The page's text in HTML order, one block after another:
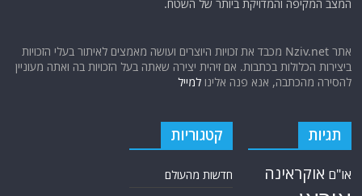
המצב המקיפה והמדויקת ביותר של השטח.
אתר Nziv.net מכבד את זכויות היוצרים ועושה מאמצים לאיתור בעלי הזכויות
ביצירות הכלולות בכתבות. אם זיהית יצירה שאתה בעל הזכויות בה ואתה מעוניין
להסירה מהכתבה, אנא פנה אלינולמייל
תגיות
או"ם אוקראינה
קטגוריות
חדשות מהעולם